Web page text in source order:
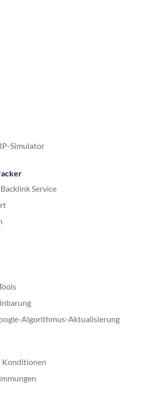
Simulator
Service
Algorithmus-Aktualisierung
Konditionen